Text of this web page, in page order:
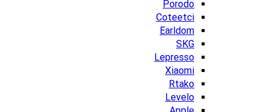
Porodo
Coteetci
Earldom
SKG
Lepresso
Xiaomi
Rtako
Levelo